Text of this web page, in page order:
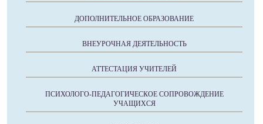
ДОПОЛНИТЕЛЬНОЕ ОБРАЗОВАНИЕ
ВНЕУРОЧНАЯ ДЕЯТЕЛЬНОСТЬ
АТТЕСТАЦИЯ УЧИТЕЛЕЙ
ПСИХОЛОГО-ПЕДАГОГИЧЕСКОЕ СОПРОВОЖДЕНИЕ
УЧАЩИХСЯ